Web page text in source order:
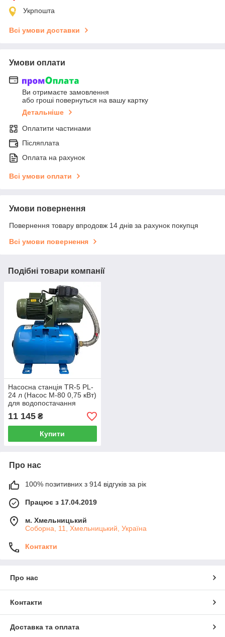
Укрпошта
Всі умови доставки
Умови оплати
Ви отримаєте замовлення
або гроші повернуться на вашу картку
Детальніше
Оплатити частинами
Післяплата
Оплата на рахунок
Всі умови оплати
Умови повернення
Повернення товару впродовж 14 днів за рахунок покупця
Всі умови повернення
Подібні товари компанії
Насосна станція TR-5 PL-
24 л (Насос M-80 0,75 кВт)
для водопостачання
11 145 ₴
Купити
Про нас
100% позитивних з 914 відгуків за рік
Працює з 17.04.2019
м. Хмельницький
Соборна, 11, Хмельницький, Україна
Контакти
Про нас
Контакти
Доставка та оплата